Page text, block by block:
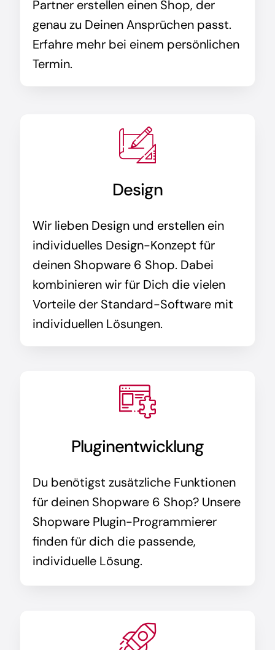
Partner erstellen einen Shop, der
genau zu Deinen Ansprüchen passt.
Erfahre mehr bei einem persönlichen
Termin.
Design
Wir lieben Design und erstellen ein
individuelles Design-Konzept für
deinen Shopware 6 Shop. Dabei
kombinieren wir für Dich die vielen
Vorteile der Standard-Software mit
individuellen Lösungen.
Pluginentwicklung
Du benötigst zusätzliche Funktionen
für deinen Shopware 6 Shop? Unsere
Shopware Plugin-Programmierer
finden für dich die passende,
individuelle Lösung.